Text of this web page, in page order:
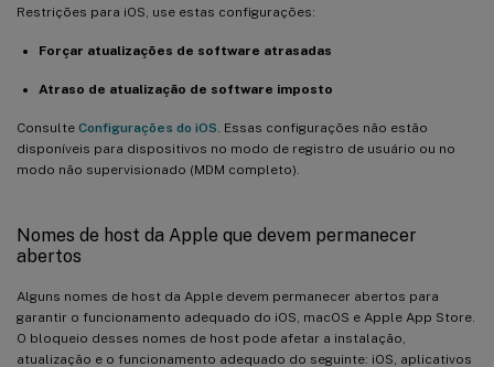
Restrições para iOS, use estas configurações:
Forçar atualizações de software atrasadas
Atraso de atualização de software imposto
Consulte Configurações do iOS . Essas configurações não estão
disponíveis para dispositivos no modo de registro de usuário ou no
modo não supervisionado (MDM completo).
Nomes de host da Apple que devem permanecer
abertos
Alguns nomes de host da Apple devem permanecer abertos para
garantir o funcionamento adequado do iOS, macOS e Apple App Store.
O bloqueio desses nomes de host pode afetar a instalação,
atualização e o funcionamento adequado do seguinte: iOS, aplicativos